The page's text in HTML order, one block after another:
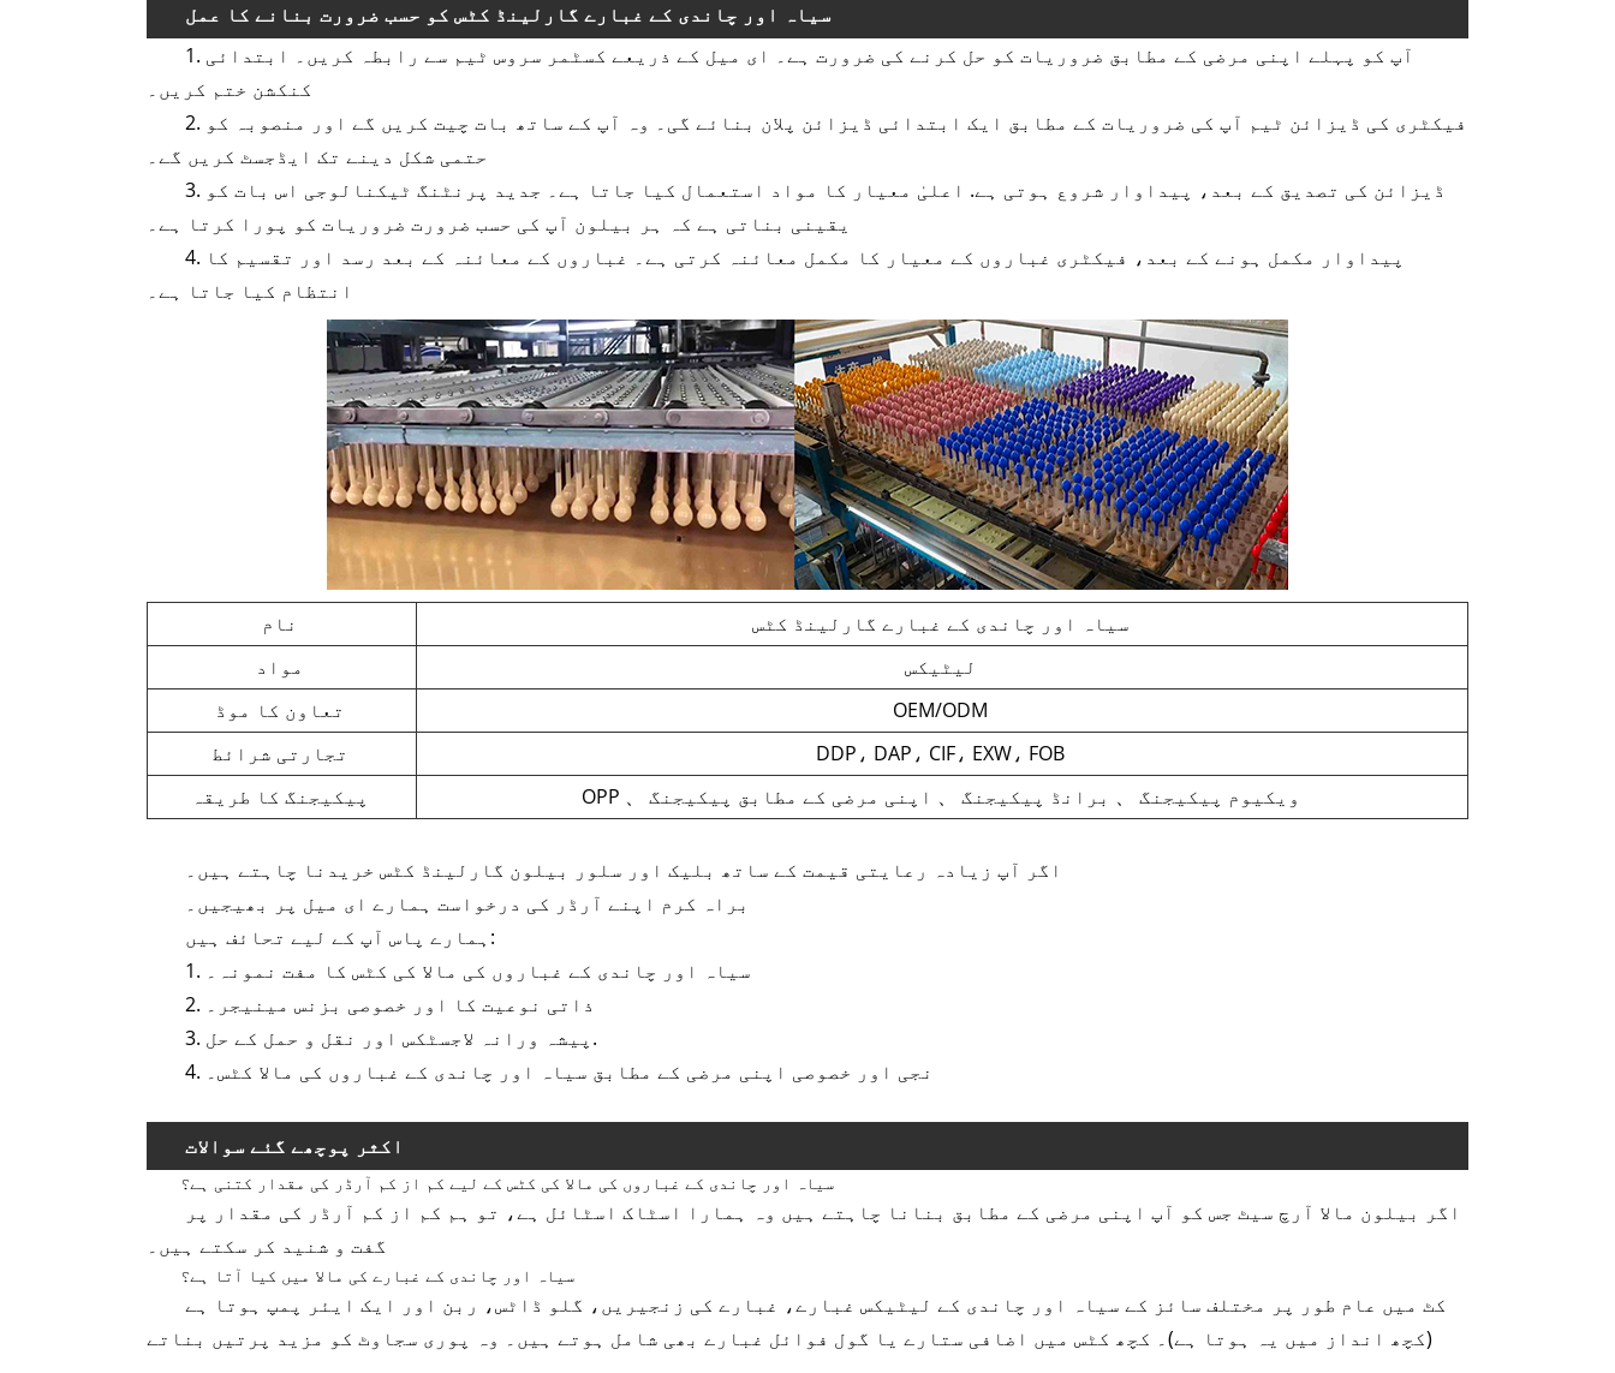
سیاہ اور چاندی کے غبارے گارلینڈ کٹس کو حسب ضرورت بنانے کا عمل
1. آپ کو پہلے اپنی مرضی کے مطابق ضروریات کو حل کرنے کی ضرورت ہے۔ ای میل کے ذریعے کسٹمر سروس ٹیم سے رابطہ کریں۔ ابتدائی
کنکشن ختم کریں۔
2. فیکٹری کی ڈیزائن ٹیم آپ کی ضروریات کے مطابق ایک ابتدائی ڈیزائن پلان بنائے گی۔ وہ آپ کے ساتھ بات چیت کریں گے اور منصوبہ کو
حتمی شکل دینے تک ایڈجسٹ کریں گے۔
3. ڈیزائن کی تصدیق کے بعد، پیداوار شروع ہوتی ہے. اعلیٰ معیار کا مواد استعمال کیا جاتا ہے۔ جدید پرنٹنگ ٹیکنالوجی اس بات کو
یقینی بناتی ہے کہ ہر بیلون آپ کی حسب ضرورت ضروریات کو پورا کرتا ہے۔
4. پیداوار مکمل ہونے کے بعد، فیکٹری غباروں کے معیار کا مکمل معائنہ کرتی ہے۔ غباروں کے معائنہ کے بعد رسد اور تقسیم کا
انتظام کیا جاتا ہے۔
نام
سیاہ اور چاندی کے غبارے گارلینڈ کٹس
مواد
لیٹیکس
تعاون کا موڈ
OEM/ODM
تجارتی شرائط
DDP، DAP، CIF، EXW، FOB
پیکیجنگ کا طریقہ
OPP 、 ویکیوم پیکیجنگ 、 برانڈ پیکیجنگ 、 اپنی مرضی کے مطابق پیکیجنگ
اگر آپ زیادہ رعایتی قیمت کے ساتھ بلیک اور سلور بیلون گارلینڈ کٹس خریدنا چاہتے ہیں۔
براہ کرم اپنے آرڈر کی درخواست ہمارے ای میل پر بھیجیں۔
ہمارے پاس آپ کے لیے تحائف ہیں:
1. سیاہ اور چاندی کے غباروں کی مالا کی کٹس کا مفت نمونہ۔
2. ذاتی نوعیت کا اور خصوصی بزنس مینیجر۔
3. پیشہ ورانہ لاجسٹکس اور نقل و حمل کے حل.
4. نجی اور خصوصی اپنی مرضی کے مطابق سیاہ اور چاندی کے غباروں کی مالا کٹس۔
اکثر پوچھے گئے سوالات
سیاہ اور چاندی کے غباروں کی مالا کی کٹس کے لیے کم از کم آرڈر کی مقدار کتنی ہے؟
اگر بیلون مالا آرچ سیٹ جس کو آپ اپنی مرضی کے مطابق بنانا چاہتے ہیں وہ ہمارا اسٹاک اسٹائل ہے، تو ہم کم از کم آرڈر کی مقدار پر
گفت و شنید کر سکتے ہیں۔
سیاہ اور چاندی کے غبارے کی مالا میں کیا آتا ہے؟
کٹ میں عام طور پر مختلف سائز کے سیاہ اور چاندی کے لیٹیکس غبارے، غبارے کی زنجیریں، گلو ڈاٹس، ربن اور ایک ایئر پمپ ہوتا ہے
(کچھ انداز میں یہ ہوتا ہے)۔ کچھ کٹس میں اضافی ستارے یا گول فوائل غبارے بھی شامل ہوتے ہیں۔ وہ پوری سجاوٹ کو مزید پرتیں بناتے